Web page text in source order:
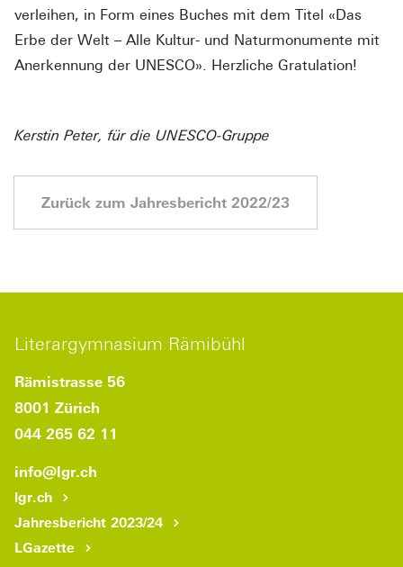
verleihen, in Form eines Buches mit dem Titel «Das
Erbe der Welt – Alle Kultur- und Naturmonumente mit
Anerkennung der UNESCO». Herzliche Gratulation!
Kerstin Peter, für die UNESCO-Gruppe
Zurück zum Jahresbericht 2022/23
Literargymnasium Rämibühl
Rämistrasse 56
8001 Zürich
044 265 62 11
info@lgr.ch
lgr.ch
Jahresbericht 2023/24
LGazette